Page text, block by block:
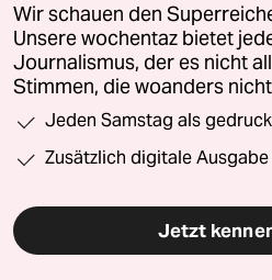
Wir schauen den
Unsere wochentaz bietet
Journalismus, der es nicht
Stimmen, die woanders
Jeden Samstag als
Zusätzlich digitale
Jetzt